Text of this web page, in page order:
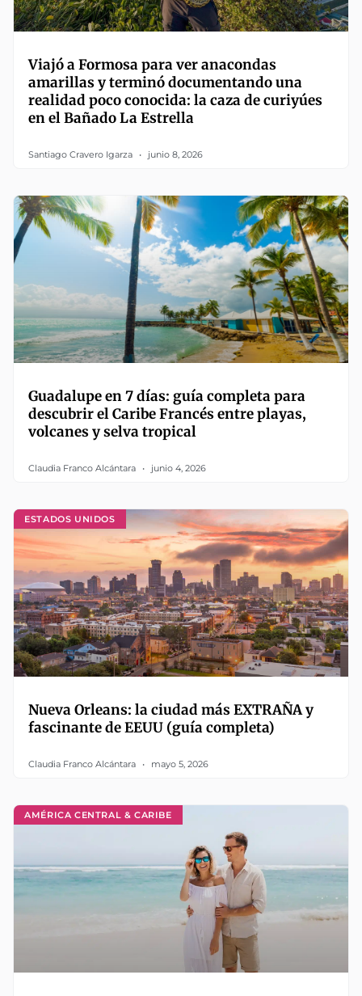
Viajó a Formosa para ver anacondas
amarillas y terminó documentando una
realidad poco conocida: la caza de curiyúes
en el Bañado La Estrella
Santiago Cravero Igarza junio 8, 2026
Guadalupe en 7 días: guía completa para
descubrir el Caribe Francés entre playas,
volcanes y selva tropical
Claudia Franco Alcántara junio 4, 2026
ESTADOS UNIDOS
Nueva Orleans: la ciudad más EXTRAÑA y
fascinante de EEUU (guía completa)
Claudia Franco Alcántara mayo 5, 2026
AMÉRICA CENTRAL & CARIBE